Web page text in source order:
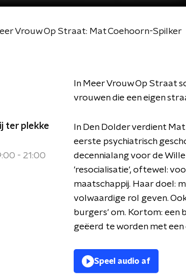
Vrouw Op Straat: Mat Coehoorn-Spilker
ter plekke
- 21:00
In Meer Vrouw Op Straat
vrouwen die een eigen
In Den Dolder verdient
eerste psychiatrisch
decennialang voor de
'resocialisatie', oftewel:
maatschappij. Haar doel:
volwaardige rol geven.
burgers' om. Kortom: een
geëerd te worden met een
Speel audio af